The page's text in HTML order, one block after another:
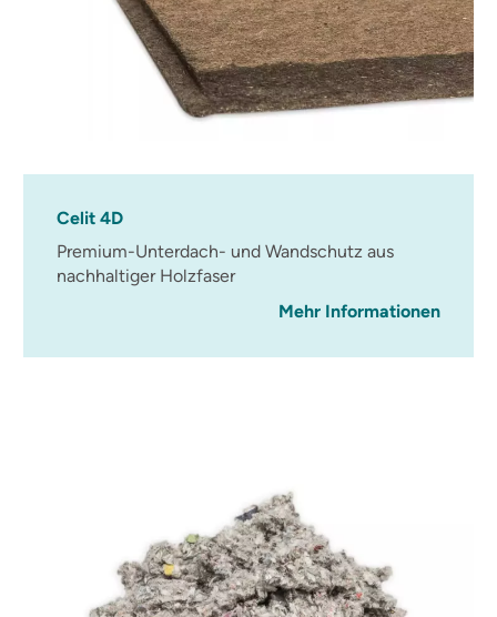
Celit 4D
Premium-Unterdach- und Wandschutz aus
nachhaltiger Holzfaser
Mehr Informationen